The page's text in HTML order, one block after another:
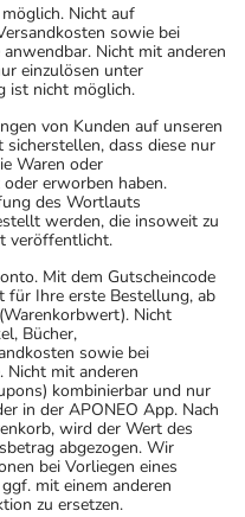
Nicht auf
sowie bei
Nicht mit anderen
einzulösen unter
ist nicht möglich.
von Kunden auf unseren
dass diese nur
Waren oder
erworben haben.
des Wortlauts
werden, die insoweit zu
veröffentlicht.
Mit dem Gutscheincode
für Ihre erste Bestellung, ab
Nicht
Bücher,
sowie bei
Nicht mit anderen
kombinierbar und nur
in der APONEO App. Nach
wird der Wert des
abgezogen. Wir
bei Vorliegen eines
mit einem anderen
zu ersetzen.